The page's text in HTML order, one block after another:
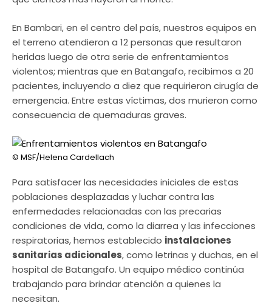
En Bambari, en el centro del país, nuestros equipos en
el terreno atendieron a 12 personas que resultaron
heridas luego de otra serie de enfrentamientos
violentos; mientras que en Batangafo, recibimos a 20
pacientes, incluyendo a diez que requirieron cirugía de
emergencia. Entre estas víctimas, dos murieron como
consecuencia de quemaduras graves.
© MSF/Helena Cardellach
Para satisfacer las necesidades iniciales de estas
poblaciones desplazadas y luchar contra las
enfermedades relacionadas con las precarias
condiciones de vida, como la diarrea y las infecciones
respiratorias, hemos establecido instalaciones
sanitarias adicionales, como letrinas y duchas, en el
hospital de Batangafo. Un equipo médico continúa
trabajando para brindar atención a quienes la
necesitan.